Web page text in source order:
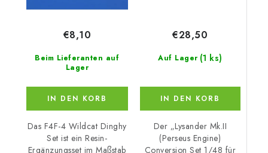
Beim Lieferanten auf
Lager
€8,10
IN DEN KORB
Das F4F-4 Wildcat Dinghy
Set ist ein Resin-
Ergänzungsset im Maßstab
Auf Lager (1 ks)
€28,50
IN DEN KORB
Der „Lysander Mk.II
(Perseus Engine)
Conversion Set 1/48 für